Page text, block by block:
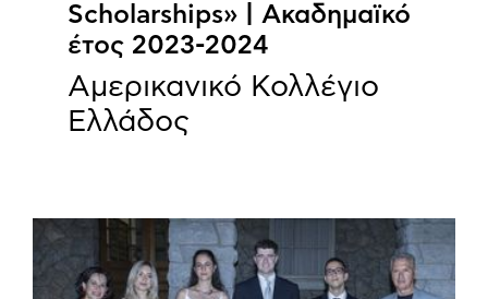
Scholarships» | Ακαδημαϊκό
έτος 2023-2024
Αμερικανικό Κολλέγιο
Ελλάδος